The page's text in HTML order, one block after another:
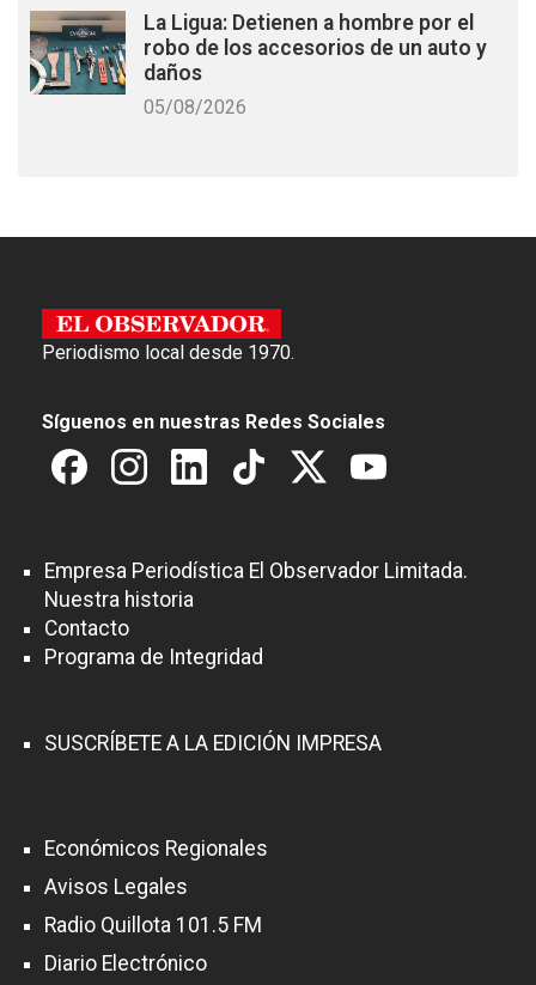
La Ligua: Detienen a hombre por el
robo de los accesorios de un auto y
daños
05/08/2026
Periodismo local desde 1970.
Síguenos en nuestras Redes Sociales
Empresa Periodística El Observador Limitada.
Nuestra historia
Contacto
Programa de Integridad
SUSCRÍBETE A LA EDICIÓN IMPRESA
Económicos Regionales
Avisos Legales
Radio Quillota 101.5 FM
Diario Electrónico